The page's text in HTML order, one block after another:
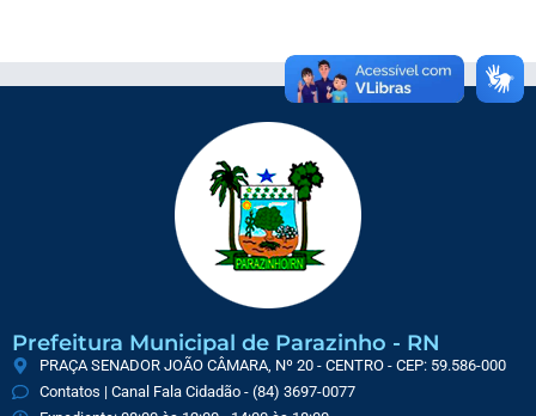
Prefeitura Municipal de Parazinho - RN
PRAÇA SENADOR JOÃO CÂMARA, Nº 20 - CENTRO - CEP: 59.586-000
Contatos | Canal Fala Cidadão - (84) 3697-0077